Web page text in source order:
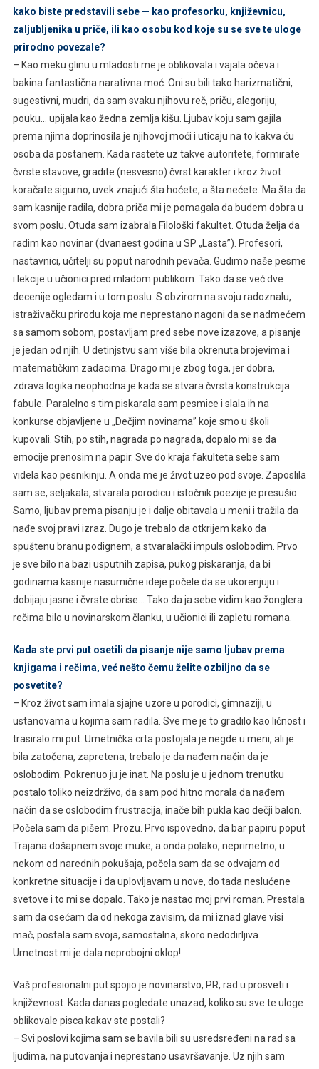
kako biste predstavili sebe — kao profesorku, književnicu,
zaljubljenika u priče, ili kao osobu kod koje su se sve te uloge
prirodno povezale?
– Kao meku glinu u mladosti me je oblikovala i vajala očeva i
bakina fantastična narativna moć. Oni su bili tako harizmatični,
sugestivni, mudri, da sam svaku njihovu reč, priču, alegoriju,
pouku… upijala kao žedna zemlja kišu. Ljubav koju sam gajila
prema njima doprinosila je njihovoj moći i uticaju na to kakva ću
osoba da postanem. Kada rastete uz takve autoritete, formirate
čvrste stavove, gradite (nesvesno) čvrst karakter i kroz život
koračate sigurno, uvek znajući šta hoćete, a šta nećete. Ma šta da
sam kasnije radila, dobra priča mi je pomagala da budem dobra u
svom poslu. Otuda sam izabrala Filološki fakultet. Otuda želja da
radim kao novinar (dvanaest godina u SP „Lasta”). Profesori,
nastavnici, učitelji su poput narodnih pevača. Gudimo naše pesme
i lekcije u učionici pred mladom publikom. Tako da se već dve
decenije ogledam i u tom poslu. S obzirom na svoju radoznalu,
istraživačku prirodu koja me neprestano nagoni da se nadmećem
sa samom sobom, postavljam pred sebe nove izazove, a pisanje
je jedan od njih. U detinjstvu sam više bila okrenuta brojevima i
matematičkim zadacima. Drago mi je zbog toga, jer dobra,
zdrava logika neophodna je kada se stvara čvrsta konstrukcija
fabule. Paralelno s tim piskarala sam pesmice i slala ih na
konkurse objavljene u „Dečjim novinama” koje smo u školi
kupovali. Stih, po stih, nagrada po nagrada, dopalo mi se da
emocije prenosim na papir. Sve do kraja fakulteta sebe sam
videla kao pesnikinju. A onda me je život uzeo pod svoje. Zaposlila
sam se, seljakala, stvarala porodicu i istočnik poezije je presušio.
Samo, ljubav prema pisanju je i dalje obitavala u meni i tražila da
nađe svoj pravi izraz. Dugo je trebalo da otkrijem kako da
spuštenu branu podignem, a stvaralački impuls oslobodim. Prvo
je sve bilo na bazi usputnih zapisa, pukog piskaranja, da bi
godinama kasnije nasumične ideje počele da se ukorenjuju i
dobijaju jasne i čvrste obrise… Tako da ja sebe vidim kao žonglera
rečima bilo u novinarskom članku, u učionici ili zapletu romana.
Kada ste prvi put osetili da pisanje nije samo ljubav prema
knjigama i rečima, već nešto čemu želite ozbiljno da se
posvetite?
– Kroz život sam imala sjajne uzore u porodici, gimnaziji, u
ustanovama u kojima sam radila. Sve me je to gradilo kao ličnost i
trasiralo mi put. Umetnička crta postojala je negde u meni, ali je
bila zatočena, zapretena, trebalo je da nađem način da je
oslobodim. Pokrenuo ju je inat. Na poslu je u jednom trenutku
postalo toliko neizdrživo, da sam pod hitno morala da nađem
način da se oslobodim frustracija, inače bih pukla kao dečji balon.
Počela sam da pišem. Prozu. Prvo ispovedno, da bar papiru poput
Trajana došapnem svoje muke, a onda polako, neprimetno, u
nekom od narednih pokušaja, počela sam da se odvajam od
konkretne situacije i da uplovljavam u nove, do tada neslućene
svetove i to mi se dopalo. Tako je nastao moj prvi roman. Prestala
sam da osećam da od nekoga zavisim, da mi iznad glave visi
mač, postala sam svoja, samostalna, skoro nedodirljiva.
Umetnost mi je dala neprobojni oklop!
Vaš profesionalni put spojio je novinarstvo, PR, rad u prosveti i
književnost. Kada danas pogledate unazad, koliko su sve te uloge
oblikovale pisca kakav ste postali?
– Svi poslovi kojima sam se bavila bili su usredsređeni na rad sa
ljudima, na putovanja i neprestano usavršavanje. Uz njih sam